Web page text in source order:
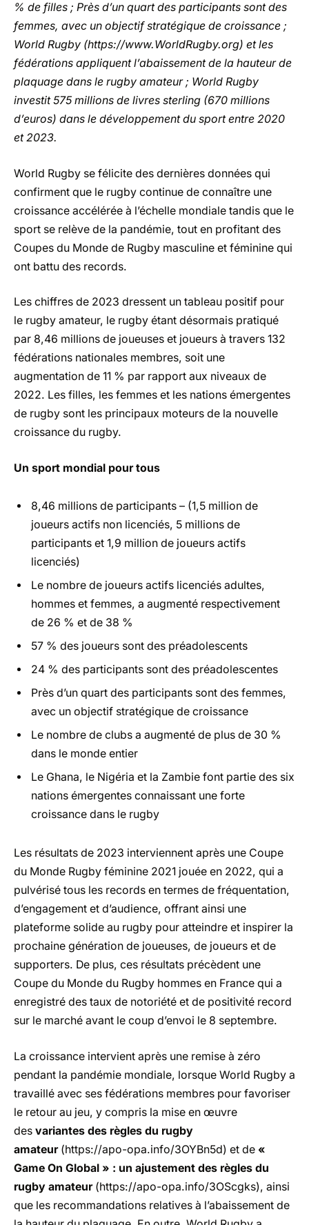
% de filles ; Près d’un quart des participants sont des
femmes, avec un objectif stratégique de croissance ;
World Rugby (https://www.WorldRugby.org) et les
fédérations appliquent l’abaissement de la hauteur de
plaquage dans le rugby amateur ; World Rugby
investit 575 millions de livres sterling (670 millions
d’euros) dans le développement du sport entre 2020
et 2023.
World Rugby se félicite des dernières données qui
confirment que le rugby continue de connaître une
croissance accélérée à l’échelle mondiale tandis que le
sport se relève de la pandémie, tout en profitant des
Coupes du Monde de Rugby masculine et féminine qui
ont battu des records.
Les chiffres de 2023 dressent un tableau positif pour
le rugby amateur, le rugby étant désormais pratiqué
par 8,46 millions de joueuses et joueurs à travers 132
fédérations nationales membres, soit une
augmentation de 11 % par rapport aux niveaux de
2022. Les filles, les femmes et les nations émergentes
de rugby sont les principaux moteurs de la nouvelle
croissance du rugby.
Un sport mondial pour tous
8,46 millions de participants – (1,5 million de
joueurs actifs non licenciés, 5 millions de
participants et 1,9 million de joueurs actifs
licenciés)
Le nombre de joueurs actifs licenciés adultes,
hommes et femmes, a augmenté respectivement
de 26 % et de 38 %
57 % des joueurs sont des préadolescents
24 % des participants sont des préadolescentes
Près d’un quart des participants sont des femmes,
avec un objectif stratégique de croissance
Le nombre de clubs a augmenté de plus de 30 %
dans le monde entier
Le Ghana, le Nigéria et la Zambie font partie des six
nations émergentes connaissant une forte
croissance dans le rugby
Les résultats de 2023 interviennent après une Coupe
du Monde Rugby féminine 2021 jouée en 2022, qui a
pulvérisé tous les records en termes de fréquentation,
d’engagement et d’audience, offrant ainsi une
plateforme solide au rugby pour atteindre et inspirer la
prochaine génération de joueuses, de joueurs et de
supporters. De plus, ces résultats précèdent une
Coupe du Monde du Rugby hommes en France qui a
enregistré des taux de notoriété et de positivité record
sur le marché avant le coup d’envoi le 8 septembre.
La croissance intervient après une remise à zéro
pendant la pandémie mondiale, lorsque World Rugby a
travaillé avec ses fédérations membres pour favoriser
le retour au jeu, y compris la mise en œuvre
des variantes des règles du rugby
amateur(https://apo-opa.info/3OYBn5d) et de «
Game On Global » : un ajustement des règles du
rugby amateur(https://apo-opa.info/3OScgks), ainsi
que les recommandations relatives à l’abaissement de